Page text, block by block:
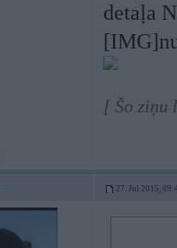
detaļa
[ Šo ziņu
27. Jul 2015,